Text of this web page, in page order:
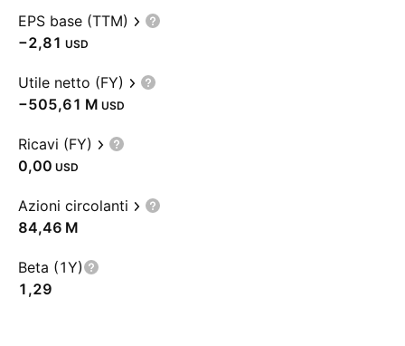
EPS base (TTM)
−2,81 USD
Utile netto (FY)
‪−505,61 M‬ USD
Ricavi (FY)
0,00 USD
Azioni circolanti
‪84,46 M‬
Beta (1Y)
1,29